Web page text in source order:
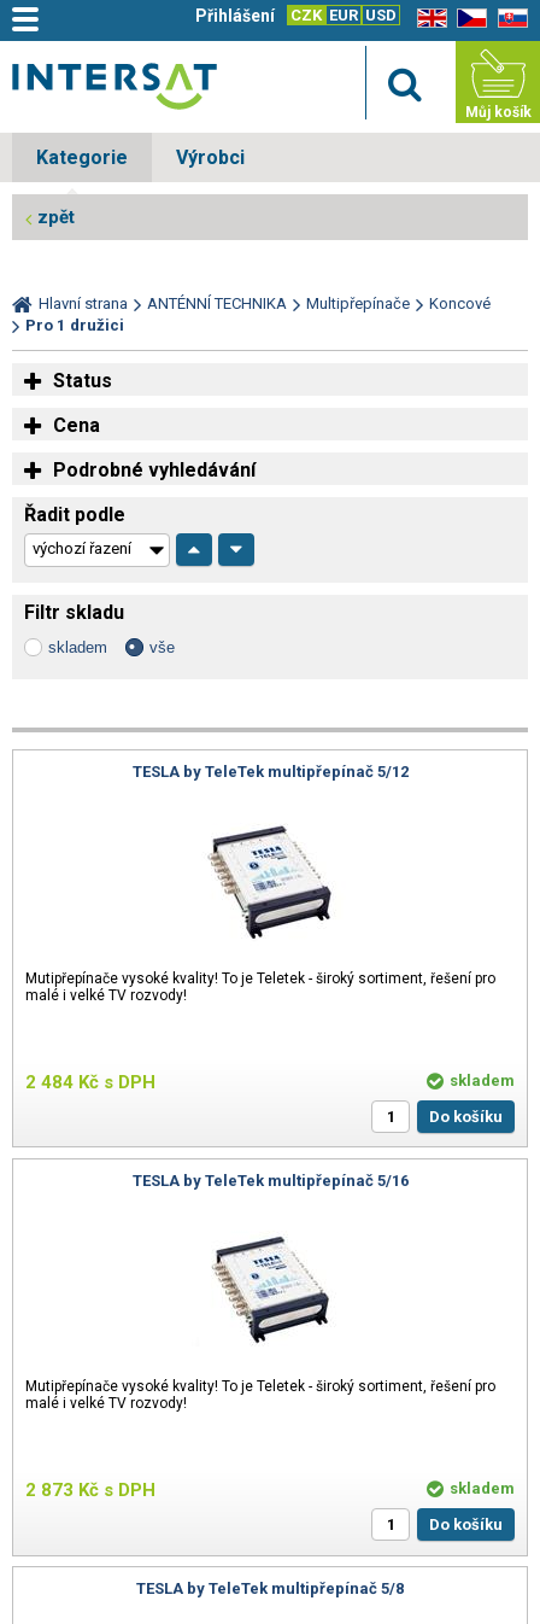
EN CZ SK
CZK EUR USD
Přihlášení
Můj košík
Kategorie Výrobci
zpět
Hlavní strana ANTÉNNÍ TECHNIKA Multipřepínače
Koncové
Pro 1 družici
Status
Cena
Podrobné vyhledávání
Řadit podle
Filtr skladu
skladem vše
TESLA by TeleTek multipřepínač 5/12
Mutipřepínače vysoké kvality! To je Teletek - široký sortiment, řešení pro
malé i velké TV rozvody!
2 484 Kč s DPH
skladem
Do košíku
TESLA by TeleTek multipřepínač 5/16
Mutipřepínače vysoké kvality! To je Teletek - široký sortiment, řešení pro
malé i velké TV rozvody!
2 873 Kč s DPH
skladem
Do košíku
TESLA by TeleTek multipřepínač 5/8